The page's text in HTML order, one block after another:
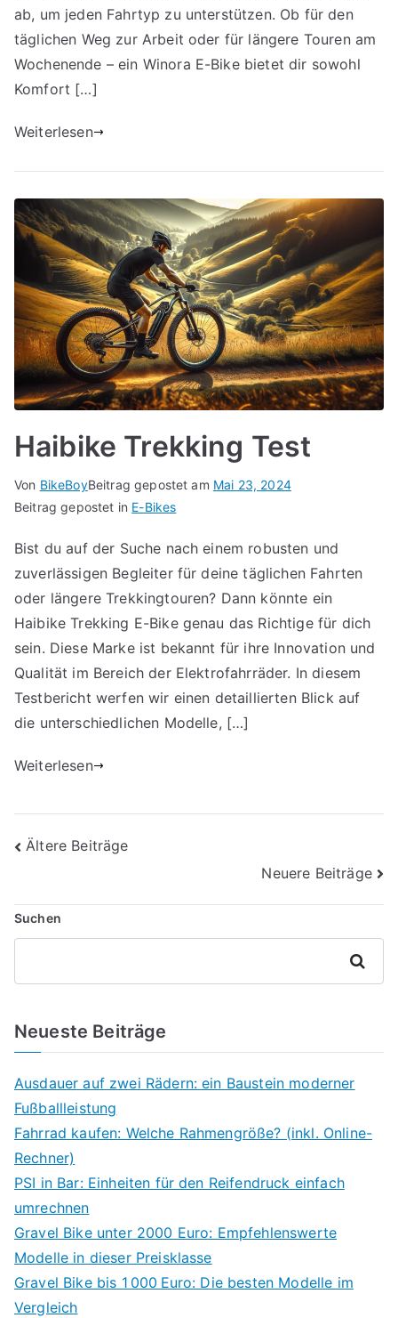
ab, um jeden Fahrtyp zu unterstützen. Ob für den
täglichen Weg zur Arbeit oder für längere Touren am
Wochenende – ein Winora E-Bike bietet dir sowohl
Komfort […]
Weiterlesen
Haibike Trekking Test
Von BikeBoyBeitrag gepostet am Mai 23, 2024
Beitrag gepostet in E-Bikes
Bist du auf der Suche nach einem robusten und
zuverlässigen Begleiter für deine täglichen Fahrten
oder längere Trekkingtouren? Dann könnte ein
Haibike Trekking E-Bike genau das Richtige für dich
sein. Diese Marke ist bekannt für ihre Innovation und
Qualität im Bereich der Elektrofahrräder. In diesem
Testbericht werfen wir einen detaillierten Blick auf
die unterschiedlichen Modelle, […]
Weiterlesen
Beitragsnavigation
Ältere Beiträge
Neuere Beiträge
Suchen
Suchen
Neueste Beiträge
Ausdauer auf zwei Rädern: ein Baustein moderner
Fußballleistung
Fahrrad kaufen: Welche Rahmengröße? (inkl. Online-
Rechner)
PSI in Bar: Einheiten für den Reifendruck einfach
umrechnen
Gravel Bike unter 2000 Euro: Empfehlenswerte
Modelle in dieser Preisklasse
Gravel Bike bis 1 000 Euro: Die besten Modelle im
Vergleich